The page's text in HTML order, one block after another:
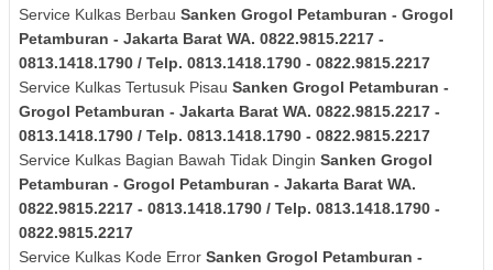
Service Kulkas Berbau Sanken Grogol Petamburan - Grogol
Petamburan - Jakarta Barat WA. 0822.9815.2217 -
0813.1418.1790 / Telp. 0813.1418.1790 - 0822.9815.2217
Service Kulkas Tertusuk Pisau Sanken Grogol Petamburan -
Grogol Petamburan - Jakarta Barat WA. 0822.9815.2217 -
0813.1418.1790 / Telp. 0813.1418.1790 - 0822.9815.2217
Service Kulkas Bagian Bawah Tidak Dingin Sanken Grogol
Petamburan - Grogol Petamburan - Jakarta Barat WA.
0822.9815.2217 - 0813.1418.1790 / Telp. 0813.1418.1790 -
0822.9815.2217
Service Kulkas Kode Error Sanken Grogol Petamburan -